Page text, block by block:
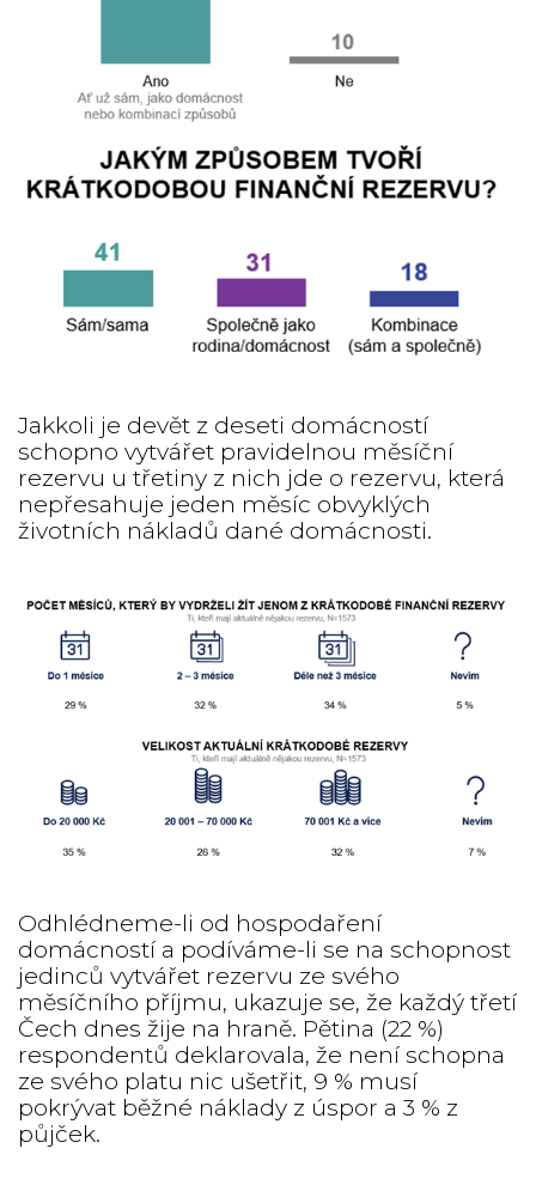
Jakkoli je devět z deseti domácností
schopno vytvářet pravidelnou měsíční
rezervu u třetiny z nich jde o rezervu, která
nepřesahuje jeden měsíc obvyklých
životních nákladů dané domácnosti.
Odhlédneme-li od hospodaření
domácností a podíváme-li se na schopnost
jedinců vytvářet rezervu ze svého
měsíčního příjmu, ukazuje se, že každý třetí
Čech dnes žije na hraně. Pětina (22 %)
respondentů deklarovala, že není schopna
ze svého platu nic ušetřit, 9 % musí
pokrývat běžné náklady z úspor a 3 % z
půjček.